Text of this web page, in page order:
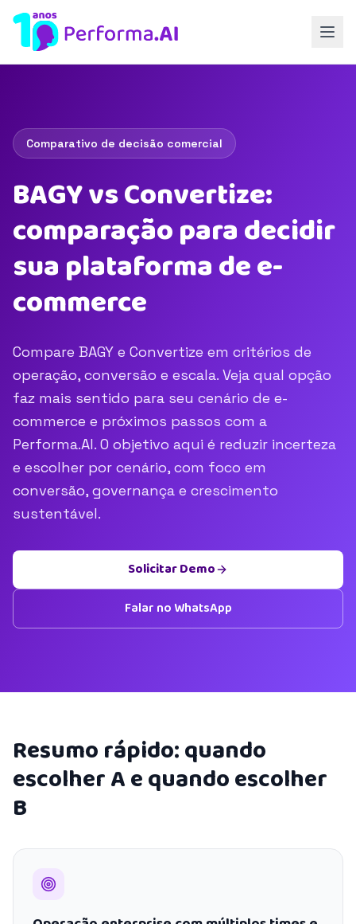
Comparativo de decisão comercial
BAGY vs Convertize:
comparação para decidir
sua plataforma de e-
commerce
Compare BAGY e Convertize em critérios de
operação, conversão e escala. Veja qual opção
faz mais sentido para seu cenário de e-
commerce e próximos passos com a
Performa.AI. O objetivo aqui é reduzir incerteza
e escolher por cenário, com foco em
conversão, governança e crescimento
sustentável.
Solicitar Demo
Falar no WhatsApp
Resumo rápido: quando
escolher A e quando escolher
B